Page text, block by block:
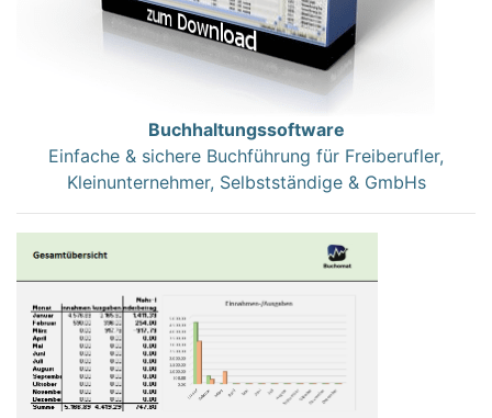
Buchhaltungssoftware
Einfache & sichere Buchführung für Freiberufler,
Kleinunternehmer, Selbstständige & GmbHs